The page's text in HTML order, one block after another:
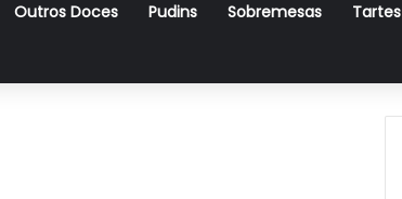
Outros Doces Pudins Sobremesas Tartes